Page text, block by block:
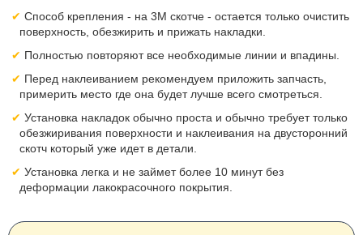
Способ крепления - на 3М скотче - остается только очистить
поверхность, обезжирить и прижать накладки.
Полностью повторяют все необходимые линии и впадины.
Перед наклеиванием рекомендуем приложить запчасть,
примерить место где она будет лучше всего смотреться.
Установка накладок обычно проста и обычно требует только
обезжиривания поверхности и наклеивания на двусторонний
скотч который уже идет в детали.
Установка легка и не займет более 10 минут без
деформации лакокрасочного покрытия.